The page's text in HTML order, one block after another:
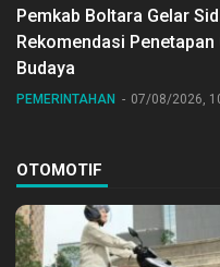
Pemkab Boltara Gelar
Rekomendasi Penetapan
Budaya
PEMERINTAHAN 07/08/2026,
OTOMOTIF